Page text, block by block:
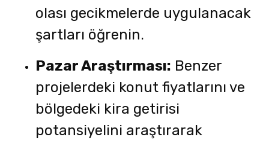
olası gecikmelerde uygulanacak
şartları öğrenin.
Pazar Araştırması: Benzer
projelerdeki konut fiyatlarını ve
bölgedeki kira getirisi
potansiyelini araştırarak